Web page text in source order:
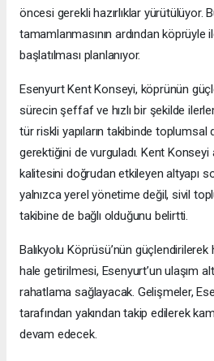
öncesi gerekli hazırlıklar yürütülüyor.
tamamlanmasının ardından köprüyle
başlatılması planlanıyor.
Esenyurt Kent Konseyi, köprünün
sürecin şeffaf ve hızlı bir şekilde
tür riskli yapıların takibinde toplumsal
gerektiğini de vurguladı. Kent Konseyi
kalitesini doğrudan etkileyen altyapı
yalnızca yerel yönetime değil, sivil
takibine de bağlı olduğunu belirtti.
Balıkyolu Köprüsü’nün güçlendirilerek
hale getirilmesi, Esenyurt’un ulaşım
rahatlama sağlayacak. Gelişmeler,
tarafından yakından takip edilerek
devam edecek.